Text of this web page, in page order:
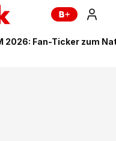
2026: Fan-Ticker zum